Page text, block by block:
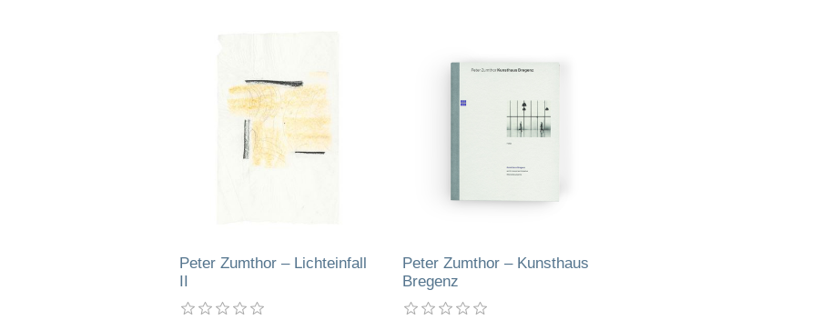
Peter Zumthor – Lichteinfall
Peter Zumthor – Kunsthaus
Bregenz